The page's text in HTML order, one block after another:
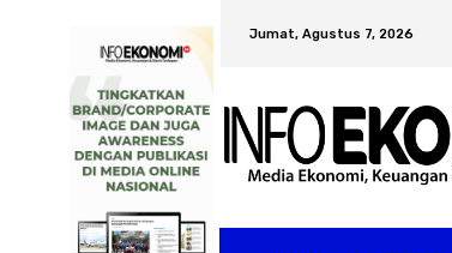
Jumat, Agustus 7, 2026